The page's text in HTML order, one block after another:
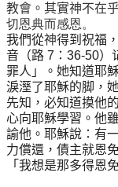
教會。其實神不在
切恩典而感恩。
我們從神得到祝福
音（路 7 ： 36-50）
罪人」。她知道耶
淚溼了耶穌的脚，
先知，必知道摸他
心向耶穌學習。他
諭他。耶穌說：有
力償還，債主就恩
「我想是那多得恩